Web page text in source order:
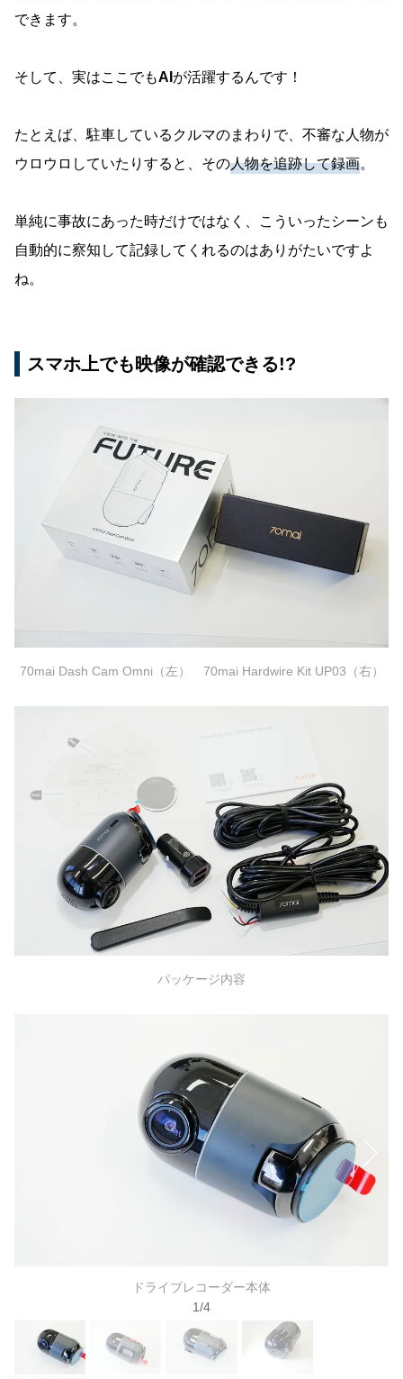
できます。
そして、実はここでもAI が活躍するんです！
たとえば、駐車しているクルマのまわりで、不審な人物が
ウロウロしていたりすると、その人物を追跡して録画。
単純に事故にあった時だけではなく、こういったシーンも
自動的に察知して記録してくれるのはありがたいですよ
ね。
スマホ上でも映像が確認できる!?
70mai Dash Cam Omni（左） 70mai Hardwire Kit UP03（右）
パッケージ内容
ドライブレコーダー本体
1/4